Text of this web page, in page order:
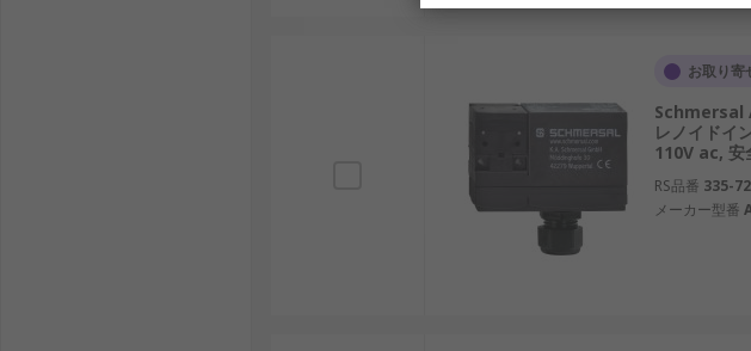
圧、ロック原理、安全定格、アクチュエータ、IP等級、メーカー資料を順に確
お取り寄
Schmersal
レノイドイ
110V ac,
RS品番 335-
メーカー型番